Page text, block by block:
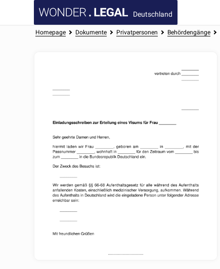
Deutschland
Homepage Dokumente Privatpersonen Behördengänge